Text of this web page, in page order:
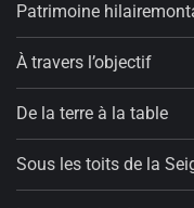
Patrimoine
À travers l’objectif
De la terre à la table
Sous les toits de la